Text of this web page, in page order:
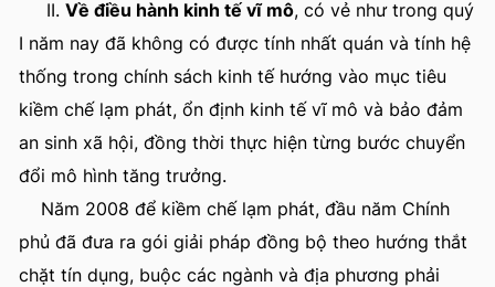
II. Về điều hành kinh tế vĩ mô, có vẻ như trong quý
I năm nay đã không có được tính nhất quán và tính hệ
thống trong chính sách kinh tế hướng vào mục tiêu
kiềm chế lạm phát, ổn định kinh tế vĩ mô và bảo đảm
an sinh xã hội, đồng thời thực hiện từng bước chuyển
đổi mô hình tăng trưởng.
Năm 2008 để kiềm chế lạm phát, đầu năm Chính
phủ đã đưa ra gói giải pháp đồng bộ theo hướng thắt
chặt tín dụng, buộc các ngành và địa phương phải